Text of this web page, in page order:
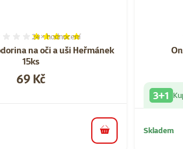
na oči a uši Heřmánek
15ks
Hodnocení 95%, počet hodnocení: 24
24×hodnocení
Cena
69 Kč
do košíku
3+1
Skladem